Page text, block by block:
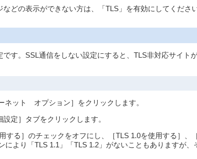
どの表示ができない方は、「TLS」を有効にしてください
す。SSL通信をしない設定にすると、TLS非対応サイト
ット オプション］をクリックします。
］タブをクリックします。
る］のチェックをオフにし、［TLS 1.0を使用する］、
により「TLS 1.1」「TLS 1.2」がないこともありますが、